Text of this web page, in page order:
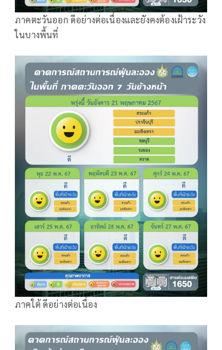
ภาคตะวันออก ดีอย่างต่อเนื่องและยังคงต้องเฝ้าระวัง
ในบางพื้นที่
ภาคใต้ ดีอย่างต่อเนื่อง